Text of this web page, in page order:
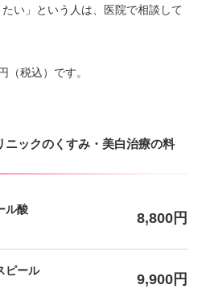
たい」という人は、医院で相談して
（税込）です。
ックのくすみ・美白治療の料
ル酸
8,800円
ピール
9,900円